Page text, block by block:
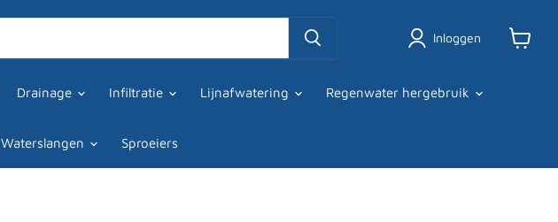
Inloggen
Drainage Infiltratie Lijnafwatering Regenwater hergebruik
Waterslangen Sproeiers